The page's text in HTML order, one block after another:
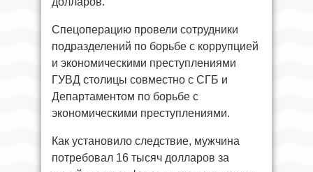
Спецоперацию провели сотрудники
подразделений по борьбе с коррупцией
и экономическими преступлениями
ГУВД столицы совместно с СГБ и
Департаментом по борьбе с
экономическими преступлениями.
Как установило следствие, мужчина
потребовал 16 тысяч долларов за